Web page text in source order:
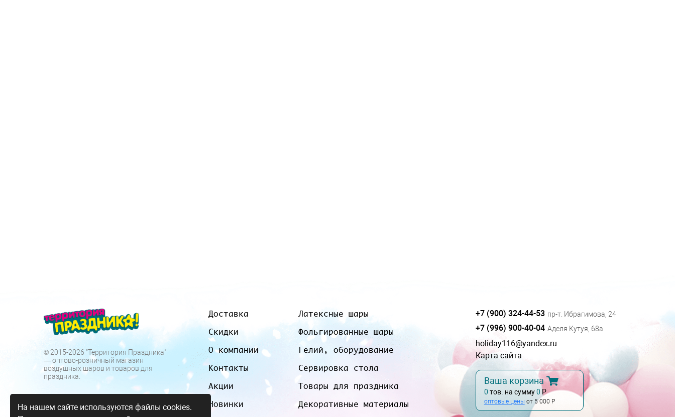
© 2015-2026 "Территория Праздника"
— оптово-розничный магазин
воздушных шаров и товаров для
праздника.
Доставка
Скидки
О компании
Контакты
Акции
Новинки
Латексные шары
Фольгированные шары
Гелий, оборудование
Сервировка стола
Товары для праздника
Декоративные материалы
+7 (900) 324-44-53 пр-т. Ибрагимова, 24
+7 (996) 900-40-04 Аделя Кутуя, 68а
holiday116@yandex.ru
Карта сайта
Ваша корзина
0 тов. на сумму0 Р
оптовые цены от 5 000 Р
На нашем сайте используются файлы cookies.